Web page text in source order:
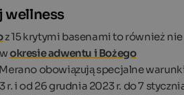
wellness
z 15 krytymi basenami to również nie
okresie adwentu i Bożego
obowiązują specjalne
r. i od 26 grudnia 2023 r. do 7